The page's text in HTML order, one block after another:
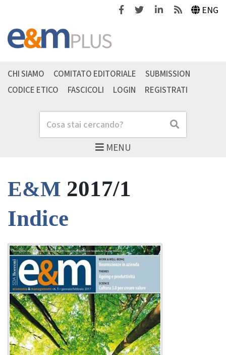
FacebookTwitterLinkedinFeeds ENG
MENU
Cerca Cerca
CHI SIAMO COMITATO EDITORIALE
SUBMISSION
CODICE ETICO
FASCICOLI LOGIN REGISTRATI
E&M 2017/1
Indice